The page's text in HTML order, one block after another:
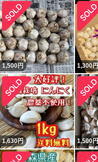
1,500円 1,300円
1,630円 1,500円